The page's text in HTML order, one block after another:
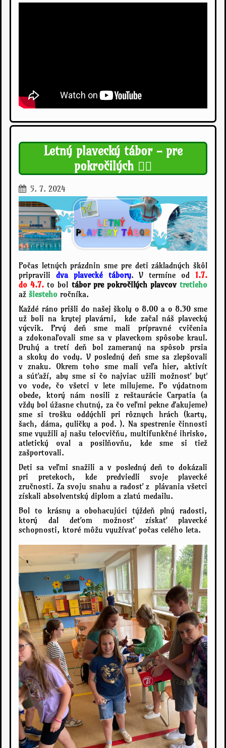
Letný plavecký tábor - pre
pokročilých 🏊‍♀️
5. 7. 2024
Počas letných prázdnin sme pre deti základných škôl
pripravili dva plavecké tábory. V termíne od1.7.
do 4.7. to bol tábor pre pokročilých plavcovtretieho
až šiesteho ročníka.
Každé ráno prišli do našej školy o 8.00 a o 8.30 sme
už boli na krytej plavárni, kde začal náš plavecký
výcvik. Prvý deň sme mali prípravné cvičenia
a zdokonaľovali sme sa v plaveckom spôsobe kraul.
Druhý a tretí deň bol zameraný na spôsob prsia
a skoky do vody. V posledný deň sme sa zlepšovali
v znaku. Okrem toho sme mali veľa hier, aktivít
a súťaží, aby sme si čo najviac užili možnosť byť
vo vode, čo všetci v lete milujeme. Po výdatnom
obede, ktorý nám nosili z reštaurácie Carpatia (a
vždy bol úžasne chutný, za čo veľmi pekne ďakujeme)
sme si trošku oddýchli pri rôznych hrách (karty,
šach, dáma, guličky a pod. ). Na spestrenie činnosti
sme využili aj našu telocvičňu, multifunkčné ihrisko,
atletický oval a posilňovňu, kde sme si tiež
zašportovali.
Deti sa veľmi snažili a v posledný deň to dokázali
pri pretekoch, kde predviedli svoje plavecké
zručnosti. Za svoju snahu a radosť z plávania všetci
získali absolventský diplom a zlatú medailu.
Bol to krásny a obohacujúci týždeň plný radosti,
ktorý dal deťom možnosť získať plavecké
schopnosti, ktoré môžu využívať počas celého leta.